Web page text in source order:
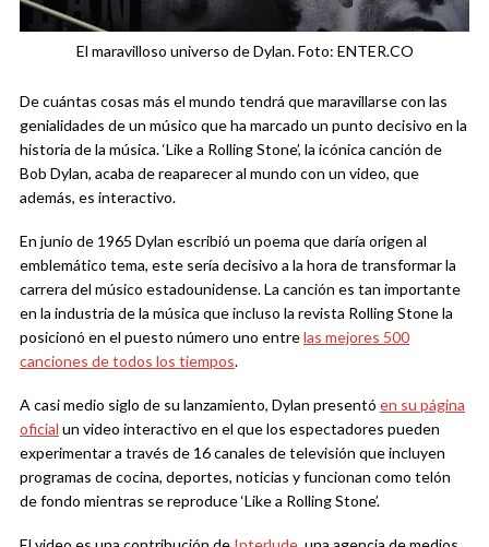
El maravilloso universo de Dylan. Foto: ENTER.CO
De cuántas cosas más el mundo tendrá que maravillarse con las
genialidades de un músico que ha marcado un punto decisivo en la
historia de la música. ‘Like a Rolling Stone’, la icónica canción de
Bob Dylan, acaba de reaparecer al mundo con un video, que
además, es interactivo.
En junio de 1965 Dylan escribió un poema que daría origen al
emblemático tema, este sería decisivo a la hora de transformar la
carrera del músico estadounidense. La canción es tan importante
en la industria de la música que incluso la revista Rolling Stone la
posicionó en el puesto número uno entrelas mejores 500
canciones de todos los tiempos.
A casi medio siglo de su lanzamiento, Dylan presentó en su página
oficial un video interactivo en el que los espectadores pueden
experimentar a través de 16 canales de televisión que incluyen
programas de cocina, deportes, noticias y funcionan como telón
de fondo mientras se reproduce ‘Like a Rolling Stone’.